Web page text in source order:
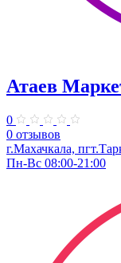
Атаев
0
0 отзывов
г.Махачкала,
Пн-Вс 08:00-21:00